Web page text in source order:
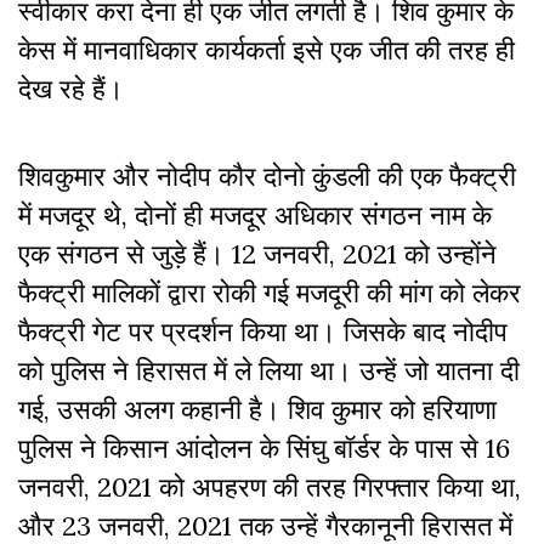
स्वीकार करा देना ही एक जीत लगती है। शिव कुमार के
केस में मानवाधिकार कार्यकर्ता इसे एक जीत की तरह ही
देख रहे हैं।
शिवकुमार और नोदीप कौर दोनो कुंडली की एक फैक्ट्री
में मजदूर थे, दोनों ही मजदूर अधिकार संगठन नाम के
एक संगठन से जुड़े हैं। 12 जनवरी, 2021 को उन्होंने
फैक्ट्री मालिकों द्वारा रोकी गई मजदूरी की मांग को लेकर
फैक्ट्री गेट पर प्रदर्शन किया था। जिसके बाद नोदीप
को पुलिस ने हिरासत में ले लिया था। उन्हें जो यातना दी
गई, उसकी अलग कहानी है। शिव कुमार को हरियाणा
पुलिस ने किसान आंदोलन के सिंघु बॉर्डर के पास से 16
जनवरी, 2021 को अपहरण की तरह गिरफ्तार किया था,
और 23 जनवरी, 2021 तक उन्हें गैरकानूनी हिरासत में